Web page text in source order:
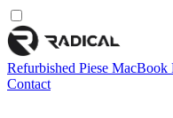
Refurbished Piese MacBook
Contact